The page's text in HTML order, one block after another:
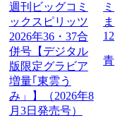
週刊ビッグコミ
ックスピリッツ
2026年36・37合
併号【デジタル
版限定グラビア
増量｢東雲う
み」】（2026年8
月3日発売号）
ミ
ま
129
青